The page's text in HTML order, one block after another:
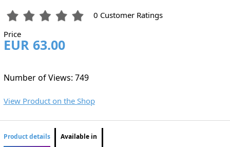
0 Customer Ratings
Price
EUR 63.00
Number of Views: 749
View Product on the Shop
Product details Available in